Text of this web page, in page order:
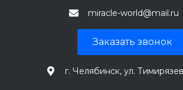
miracle-world@mail.ru
Заказать звонок
г. Челябинск, ул.